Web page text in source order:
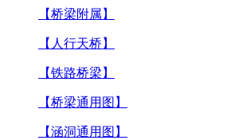
【桥梁附属】
【人行天桥】
【铁路桥梁】
【桥梁通用图】
【涵洞通用图】